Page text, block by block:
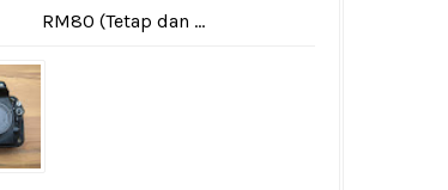
RM80 (Tetap dan ...